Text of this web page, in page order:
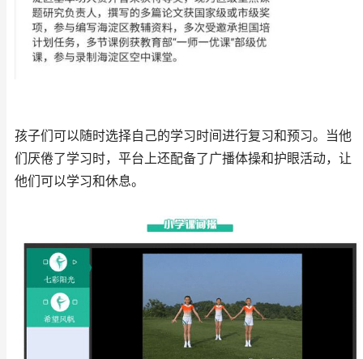
孩子们可以随时选择自己的学习时间进行复习和预习。当他
们厌倦了学习时，平台上还配备了广播体操和护眼活动，让
他们可以学习和休息。